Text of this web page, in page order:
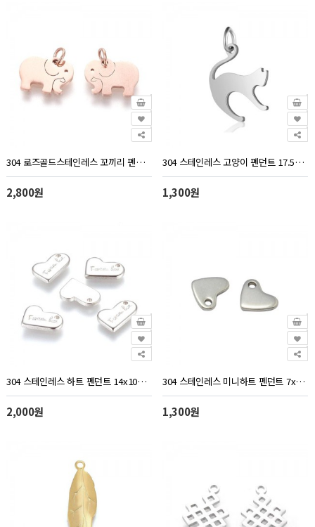
304 로즈골드스테인레스 꼬끼리 펜던트 14x11mm - 1개
2,800원
304 스테인레스 고양이 펜던트 17.5x14.5mm - 1개
1,300원
304 스테인레스 하트 펜던트 14x10mm - 1개
2,000원
304 스테인레스 미니하트 펜던트 7x5.5mm - 10개
1,300원